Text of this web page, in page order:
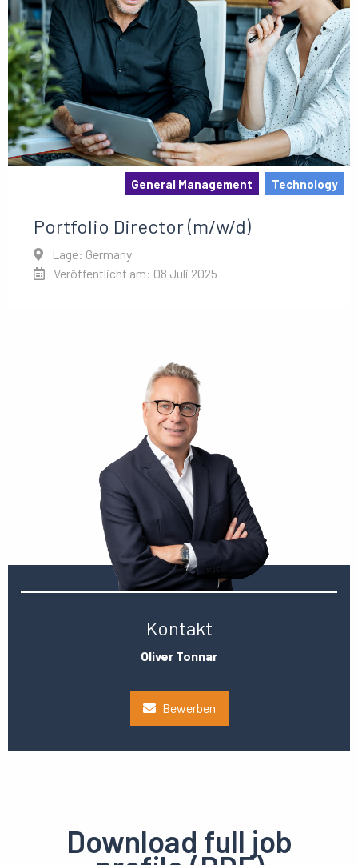
General Management Technology
Portfolio Director (m/w/d)
Lage: Germany
Veröffentlicht am: 08 Juli 2025
Kontakt
Oliver Tonnar
Bewerben
Download full job